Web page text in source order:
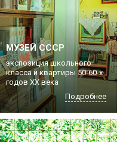
МУЗЕЙ СССР
экспозиция школьного
класса и квартиры 50-60-х
годов ХХ века
Подробнее